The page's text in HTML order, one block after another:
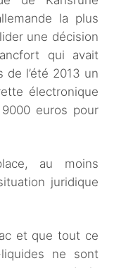
la plus
une décision
qui avait
de l’été 2013 un
électronique
euros pour
au moins
juridique
et que tout ce
ne sont